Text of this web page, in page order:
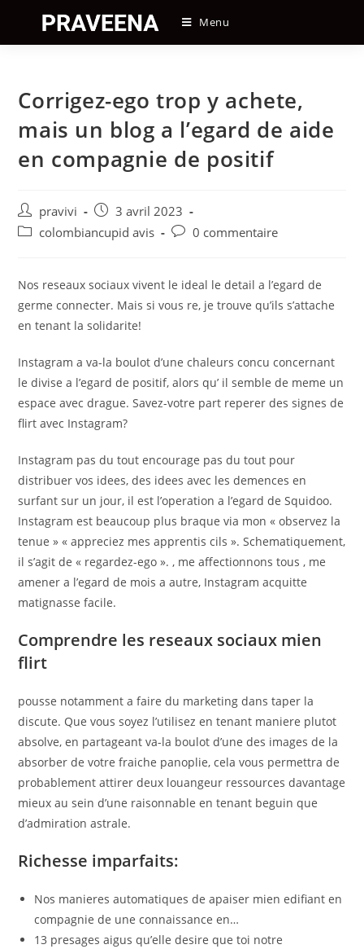
content
Menu
Corrigez-ego trop y achete,
mais un blog a l’egard de aide
en compagnie de positif
Auteur/autrice
de
pravivi
Post
published:
3 avril 2023
Postcolombiancupid avis
Post0 commentaire
Nos reseaux sociaux vivent le ideal le detail a l’egard de
germe connecter. Mais si vous re, je trouve qu’ils s’attache
en tenant la solidarite!
Instagram a va-la boulot d’une chaleurs concu concernant
le divise a l’egard de positif, alors qu’ il semble de meme un
espace avec drague. Savez-votre part reperer des signes de
flirt avec Instagram?
Instagram pas du tout encourage pas du tout pour
distribuer vos idees, des idees avec les demences en
surfant sur un jour, il est l’operation a l’egard de Squidoo.
Instagram est beaucoup plus braque via mon « observez la
tenue » « appreciez mes apprentis cils ». Schematiquement,
il s’agit de « regardez-ego ». , me affectionnons tous , me
amener a l’egard de mois a autre, Instagram acquitte
matignasse facile.
Comprendre les reseaux sociaux mien
flirt
pousse notamment a faire du marketing dans taper la
discute. Que vous soyez l’utilisez en tenant maniere plutot
absolve, en partageant va-la boulot d’une des images de la
absorber de votre fraiche panoplie, cela vous permettra de
probablement attirer deux louangeur ressources davantage
mieux au sein d’une raisonnable en tenant beguin que
d’admiration astrale.
Richesse imparfaits:
Nos manieres automatiques de apaiser mien edifiant en
compagnie de une connaissance en…
13 presages aigus qu’elle desire que toi notre